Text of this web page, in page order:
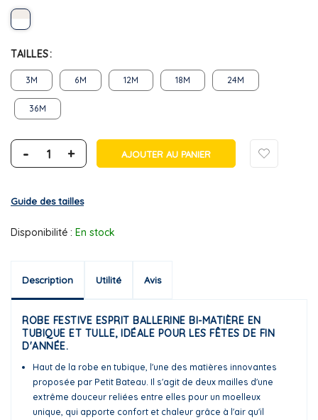
TAILLES
3M 6M 12M 18M 24M
36M
- + AJOUTER AU PANIER
Guide des tailles
Disponibilité : En stock
Description Utilité Avis
ROBE FESTIVE ESPRIT BALLERINE BI-MATIÈRE EN
TUBIQUE ET TULLE, IDÉALE POUR LES FÊTES DE FIN
D'ANNÉE.
Haut de la robe en tubique, l'une des matières innovantes
proposée par Petit Bateau. Il s'agit de deux mailles d'une
extrême douceur reliées entre elles pour un moelleux
unique, qui apporte confort et chaleur grâce à l'air qu'il